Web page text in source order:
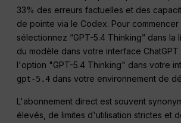
33% des erreurs factuelles et des
de pointe via le Codex. Pour commencer
sélectionnez “GPT-5.4 Thinking” dans la
du modèle dans votre interface
l'option "GPT-5.4 Thinking" dans votre
gpt-5.4 dans votre environnement de
L'abonnement direct est souvent
élevés, de limites d'utilisation strictes et